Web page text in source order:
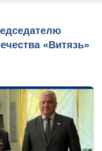
«Витязь»